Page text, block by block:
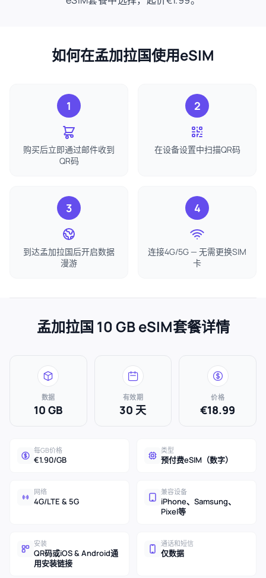
如何在孟加拉国使用eSIM
1
购买后立即通过邮件收到
QR码
2
在设备设置中扫描QR码
3
到达孟加拉国后开启数据
漫游
4
连接4G/5G — 无需更换SIM
卡
孟加拉国 10 GB eSIM套餐详情
数据
10 GB
有效期
30 天
价格
€18.99
每GB价格
€1.90/GB
类型
预付费eSIM（数字）
网络
4G/LTE & 5G
兼容设备
iPhone、Samsung、
Pixel等
安装
QR码或iOS & Android通
用安装链接
通话和短信
仅数据